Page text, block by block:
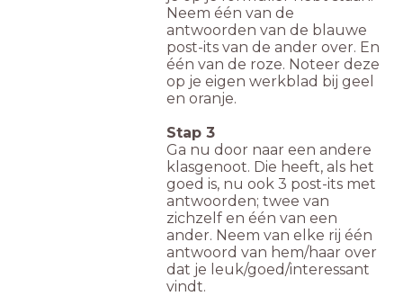
Neem één van de
antwoorden van de blauwe
post-its van de ander over. En
één van de roze. Noteer deze
op je eigen werkblad bij geel
en oranje.
Stap 3
Ga nu door naar een andere
klasgenoot. Die heeft, als het
goed is, nu ook 3 post-its met
antwoorden; twee van
zichzelf en één van een
ander. Neem van elke rij één
antwoord van hem/haar over
dat je leuk/goed/interessant
vindt.